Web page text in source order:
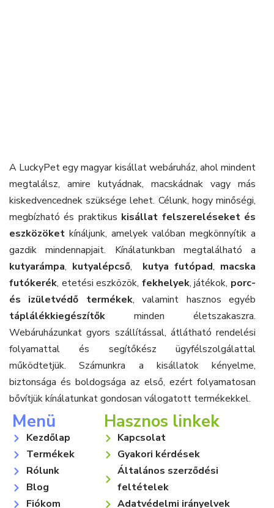
A LuckyPet egy magyar kisállat webáruház, ahol mindent
megtalálsz, amire kutyádnak, macskádnak vagy más
kiskedvencednek szüksége lehet. Célunk, hogy minőségi,
megbízható és praktikus kisállat felszereléseket és
eszközöket kínáljunk, amelyek valóban megkönnyítik a
gazdik mindennapjait. Kínálatunkban megtalálható a
kutyarámpa, kutyalépcső, kutya futópad, macska
futókerék, etetési eszközök, fekhelyek, játékok, porc-
és izületvédő termékek, valamint hasznos egyéb
táplálékkiegészítők minden életszakaszra.
Webáruházunkat gyors szállítással, átlátható rendelési
folyamattal és segítőkész ügyfélszolgálattal
működtetjük. Számunkra a kisállatok kényelme,
biztonsága és boldogsága az első, ezért folyamatosan
bővítjük kínálatunkat gondosan válogatott termékekkel.
Menü
Kezdőlap
Termékek
Rólunk
Blog
Fiókom
Hasznos linkek
Kapcsolat
Gyakori kérdések
Általános szerződési
feltételek
Adatvédelmi irányelvek